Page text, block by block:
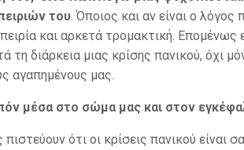
του. Όποιος και αν είναι ο λόγος
και αρκετά τρομακτική.
τη διάρκεια μιας κρίσης πανικού, όχι
αγαπημένους μας.
μέσα στο σώμα μας και στον
πιστεύουν ότι οι κρίσεις πανικού